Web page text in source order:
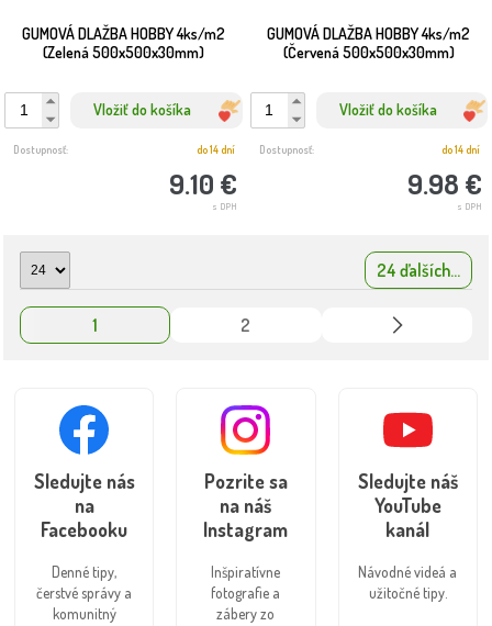
GUMOVÁ DLAŽBA HOBBY 4ks/m2
(Zelená 500x500x30mm)
Vložiť do košíka
9.10 €
s DPH
Dostupnosť: do 14 dní
GUMOVÁ DLAŽBA HOBBY 4ks/m2
(Červená 500x500x30mm)
Vložiť do košíka
9.98 €
s DPH
Dostupnosť: do 14 dní
24 ďalších...
1 2
Sledujte nás
na
Facebooku
Denné tipy,
čerstvé správy a
komunitný
Pozrite sa
na náš
Instagram
Inšpiratívne
fotografie a
zábery zo
Sledujte náš
YouTube
kanál
Návodné videá a
užitočné tipy.